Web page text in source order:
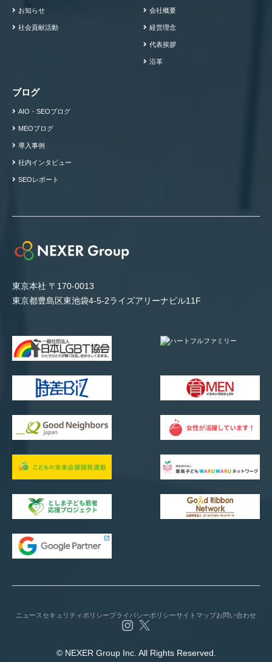
東京本社 〒170-0013
東京都豊島区東池袋4-5-2ライズアリーナビル11F
お知らせ
社会貢献活動
会社概要
経営理念
代表挨拶
沿革
ブログ
AIO・SEOブログ
MEOブログ
導入事例
社内インタビュー
SEOレポート
ニュース セキュリティポリシープライバシーポリシーサイトマップお問い合わせ
© NEXER Group Inc. All Rights Reserved.